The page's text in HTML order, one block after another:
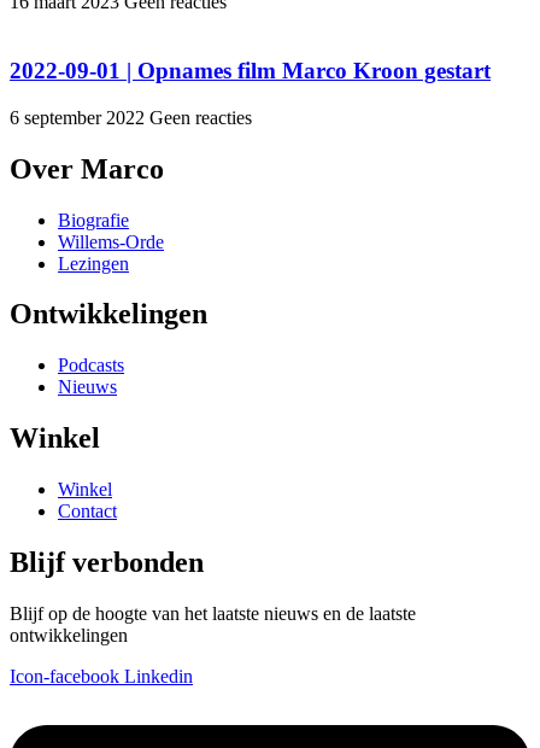
2022-09-01 | Opnames film Marco Kroon gestart
6 september 2022 Geen reacties
Over Marco
Biografie
Willems-Orde
Lezingen
Ontwikkelingen
Podcasts
Nieuws
Winkel
Winkel
Contact
Blijf verbonden
Blijf op de hoogte van het laatste nieuws en de laatste
ontwikkelingen
Icon-facebook Linkedin